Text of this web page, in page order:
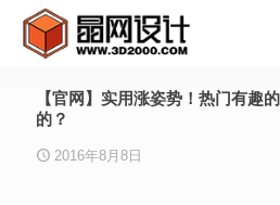
【官网】实用涨姿势！热门有趣
的？
2016年8月8日